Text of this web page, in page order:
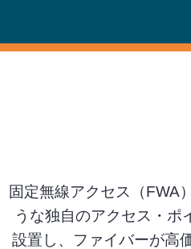
固定無線アクセス（FWA
うな独自のアクセス・ポ
設置し、ファイバーが高